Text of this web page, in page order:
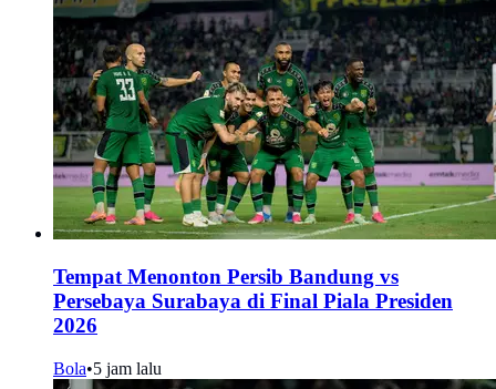
Tempat Menonton Persib Bandung vs
Persebaya Surabaya di Final Piala Presiden
2026
Bola•5 jam lalu